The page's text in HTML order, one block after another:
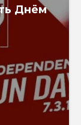
Днём